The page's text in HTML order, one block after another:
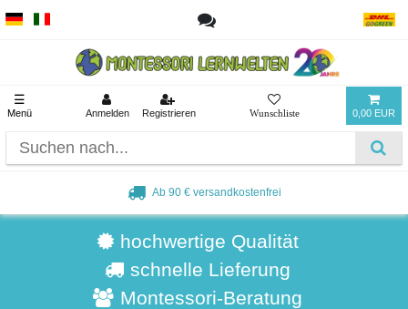
☰
Menü Anmelden Registrieren 0,00 EUR
Ab 90 € versandkostenfrei
hochwertige Qualität
schnelle Lieferung
Montessori-Beratung